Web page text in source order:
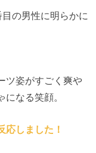
の男性に明らかに
ツ姿がすごく爽や
なる笑顔。
応しました！